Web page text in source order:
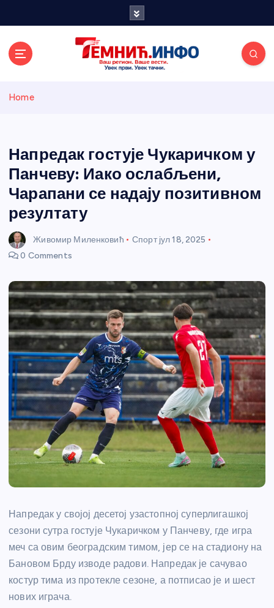
и портал
Home
Напредак гостује Чукаричком у
Панчеву: Иако ослабљени,
Чарапани се надају позитивном
резултату
Живомир Миленковић Спорт јул 18, 2025
0 Comments
Напредак у својој десетој узастопној суперлигашкој
сезони сутра гостује Чукаричком у Панчеву, где игра
меч са овим београдским тимом, јер се на стадиону на
Бановом Брду изводе радови. Напредак је сачувао
костур тима из протекле сезоне, а потписао је и шест
нових играча.